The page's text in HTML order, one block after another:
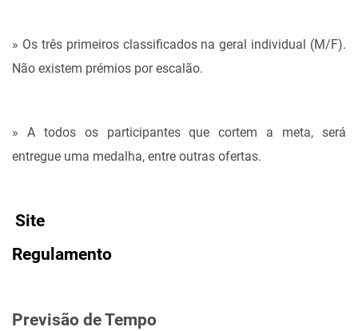
» Os três primeiros classificados na geral individual (M/F).
Não existem prémios por escalão.
» A todos os participantes que cortem a meta, será
entregue uma medalha, entre outras ofertas.
Site
Regulamento
Previsão de Tempo